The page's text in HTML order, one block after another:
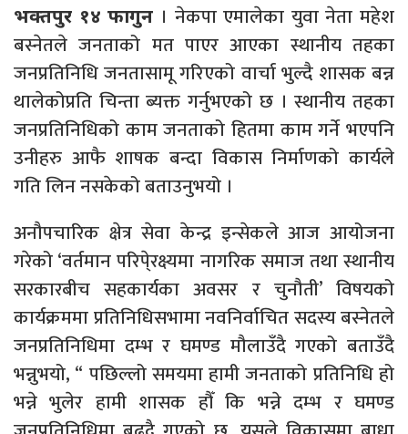
भक्तपुर १४ फागुन । नेकपा एमालेका युवा नेता महेश
बस्नेतले जनताको मत पाएर आएका स्थानीय तहका
जनप्रतिनिधि जनतासामू गरिएको वार्चा भुल्दै शासक बन्न
थालेकोप्रति चिन्ता ब्यक्त गर्नुभएको छ । स्थानीय तहका
जनप्रतिनिधिको काम जनताको हितमा काम गर्ने भएपनि
उनीहरु आफै शाषक बन्दा विकास निर्माणको कार्यले
गति लिन नसकेको बताउनुभयो ।
अनौपचारिक क्षेत्र सेवा केन्द्र इन्सेकले आज आयोजना
गरेको ‘वर्तमान परिपे्रक्ष्यमा नागरिक समाज तथा स्थानीय
सरकारबीच सहकार्यका अवसर र चुनौती’ विषयको
कार्यक्रममा प्रतिनिधिसभामा नवनिर्वाचित सदस्य बस्नेतले
जनप्रतिनिधिमा दम्भ र घमण्ड मौलाउँदै गएको बताउँदै
भन्नुभयो, “ पछिल्लो समयमा हामी जनताको प्रतिनिधि हो
भन्ने भुलेर हामी शासक हौँ कि भन्ने दम्भ र घमण्ड